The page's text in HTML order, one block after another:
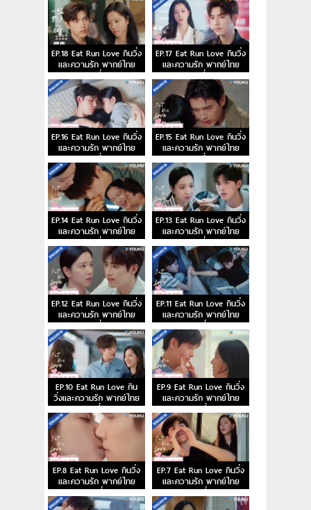
EP.18 Eat Run Love กินวิ่ง
และความรัก พากย์ไทย
ตอนที่ 18
EP.17 Eat Run Love กินวิ่ง
และความรัก พากย์ไทย
ตอนที่ 17
EP.16 Eat Run Love กินวิ่ง
และความรัก พากย์ไทย
ตอนที่ 16
EP.15 Eat Run Love กินวิ่ง
และความรัก พากย์ไทย
ตอนที่ 15
EP.14 Eat Run Love กินวิ่ง
และความรัก พากย์ไทย
ตอนที่ 14
EP.13 Eat Run Love กินวิ่ง
และความรัก พากย์ไทย
ตอนที่ 13
EP.12 Eat Run Love กินวิ่ง
และความรัก พากย์ไทย
ตอนที่ 12
EP.11 Eat Run Love กินวิ่ง
และความรัก พากย์ไทย
ตอนที่ 11
EP.10 Eat Run Love กิน
วิ่งและความรัก พากย์ไทย
ตอนที่ 10
EP.9 Eat Run Love กินวิ่ง
และความรัก พากย์ไทย
ตอนที่ 9
EP.8 Eat Run Love กินวิ่ง
และความรัก พากย์ไทย
ตอนที่ 8
EP.7 Eat Run Love กินวิ่ง
และความรัก พากย์ไทย
ตอนที่ 7